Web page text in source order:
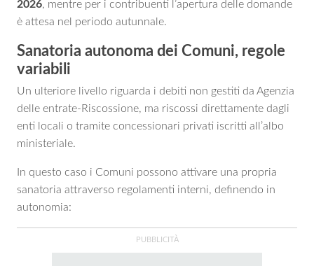
2026, mentre per i contribuenti l’apertura delle domande
è attesa nel periodo autunnale.
Sanatoria autonoma dei Comuni, regole
variabili
Un ulteriore livello riguarda i debiti non gestiti da Agenzia
delle entrate-Riscossione, ma riscossi direttamente dagli
enti locali o tramite concessionari privati iscritti all’albo
ministeriale.
In questo caso i Comuni possono attivare una propria
sanatoria attraverso regolamenti interni, definendo in
autonomia: